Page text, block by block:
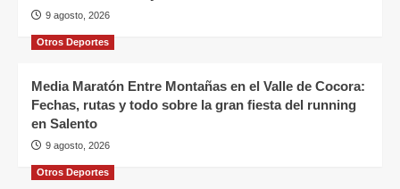
9 agosto, 2026
Otros Deportes
Media Maratón Entre Montañas en el Valle de Cocora:
Fechas, rutas y todo sobre la gran fiesta del running
en Salento
9 agosto, 2026
Otros Deportes